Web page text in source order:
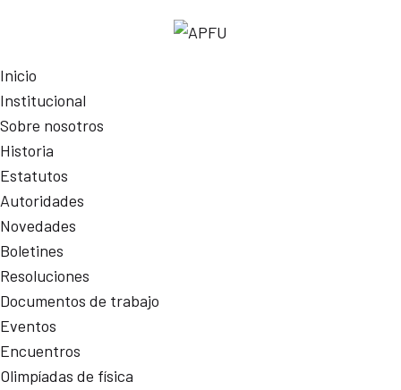
Inicio
Institucional
Sobre nosotros
Historia
Estatutos
Autoridades
Novedades
Boletines
Resoluciones
Documentos de trabajo
Eventos
Encuentros
Olimpíadas de física